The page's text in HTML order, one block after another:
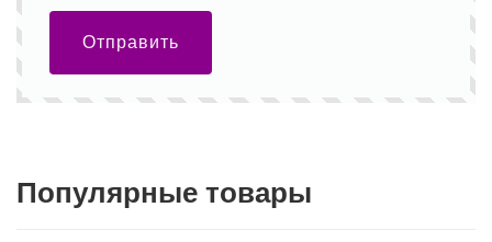
Отправить
Популярные товары